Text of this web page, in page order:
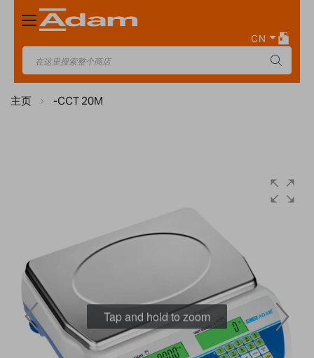
Toggle
Nav
CN
主页 -CCT 20M
images
gallery
Tap and hold to zoom